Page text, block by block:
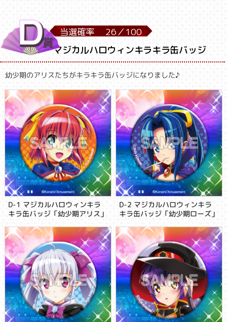
当選確率 26／100
マジカルハロウィンキラキラ缶バッジ
幼少期のアリスたちがキラキラ缶バッジになりました♪
D-1 マジカルハロウィンキラ
キラ缶バッジ「幼少期アリス」
D-2 マジカルハロウィンキラ
キラ缶バッジ「幼少期ローズ」